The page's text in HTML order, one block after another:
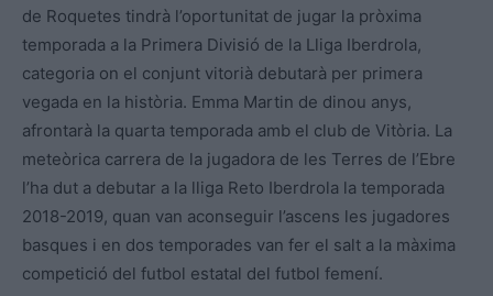
de Roquetes tindrà l’oportunitat de jugar la pròxima
temporada a la Primera Divisió de la Lliga Iberdrola,
categoria on el conjunt vitorià debutarà per primera
vegada en la història. Emma Martin de dinou anys,
afrontarà la quarta temporada amb el club de Vitòria. La
meteòrica carrera de la jugadora de les Terres de l’Ebre
l’ha dut a debutar a la lliga Reto Iberdrola la temporada
2018-2019, quan van aconseguir l’ascens les jugadores
basques i en dos temporades van fer el salt a la màxima
competició del futbol estatal del futbol femení.